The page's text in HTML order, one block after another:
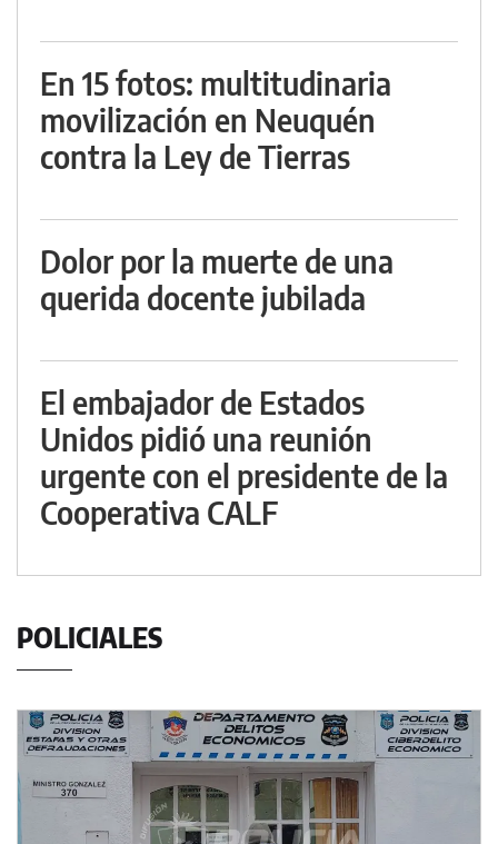
En 15 fotos: multitudinaria
movilización en Neuquén
contra la Ley de Tierras
Dolor por la muerte de una
querida docente jubilada
El embajador de Estados
Unidos pidió una reunión
urgente con el presidente de la
Cooperativa CALF
POLICIALES